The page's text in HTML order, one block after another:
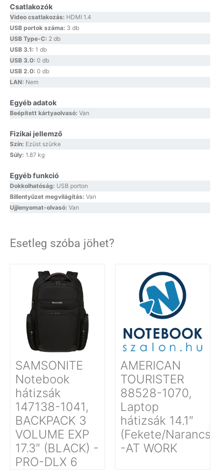
Csatlakozók
Video csatlakozás: HDMI 1.4
USB portok száma: 3 db
USB Type-C: 2 db
USB 3.1: 1 db
USB 3.0: 0 db
USB 2.0: 0 db
LAN: Nem
Egyéb adatok
Beépített kártyaolvasó: Van
Fizikai jellemző
Szín: Ezüst szürke
Súly: 1.87 kg
Egyéb funkció
Dokkolhatóság: USB porton
Billentyűzet megvilágítás: Van
Ujjlenyomat-olvasó: Van
Esetleg szóba jöhet?
SAMSONITE
Notebook
hátizsák
147138-1041,
BACKPACK 3
VOLUME EXP
17.3″ (BLACK) -
PRO-DLX 6
AMERICAN
TOURISTER
88528-1070,
Laptop
hátizsák 14.1″
(Fekete/
-AT WORK